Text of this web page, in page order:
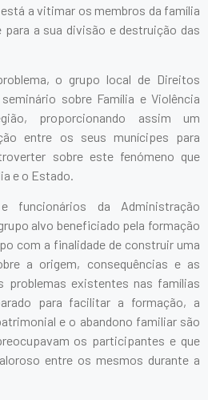
a vitimar os membros da família
a sua divisão e destruição das
o grupo local de Direitos
sobre Família e Violência
proporcionando assim um
entre os seus munícipes para
sobre este fenómeno que
e o Estado.
funcionários da Administração
alvo beneficiado pela formação
com a finalidade de construir uma
a origem, consequências e as
problemas existentes nas famílias
para facilitar a formação, a
e o abandono familiar são
os participantes e que
entre os mesmos durante a